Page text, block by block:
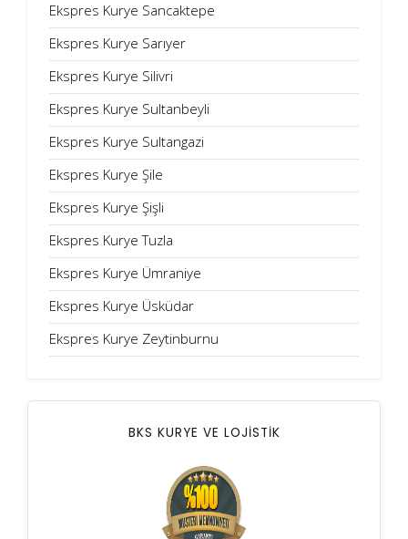
Ekspres Kurye Sancaktepe
Ekspres Kurye Sarıyer
Ekspres Kurye Silivri
Ekspres Kurye Sultanbeyli
Ekspres Kurye Sultangazi
Ekspres Kurye Şile
Ekspres Kurye Şişli
Ekspres Kurye Tuzla
Ekspres Kurye Ümraniye
Ekspres Kurye Üsküdar
Ekspres Kurye Zeytinburnu
BKS KURYE VE LOJİSTİK